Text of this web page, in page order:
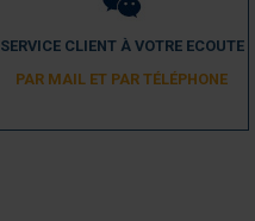
SERVICE CLIENT À VOTRE ECOUTE
PAR MAIL ET PAR TÉLÉPHONE